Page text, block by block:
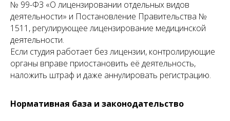
№ 99-ФЗ «О лицензировании отдельных видов
деятельности» и Постановление Правительства №
1511, регулирующее лицензирование медицинской
деятельности.
Если студия работает без лицензии, контролирующие
органы вправе приостановить её деятельность,
наложить штраф и даже аннулировать регистрацию.
Нормативная база и законодательство
Оснащение и персонал
лица, в том числе договор аренды, на
предмет соответствия лицензионным
требованиям.
Верстаем стандарт оснащения, помогаем с
выбранное. Проверяем документы, вносим
специалистов и оснащение в ЕГИСЗ.
03